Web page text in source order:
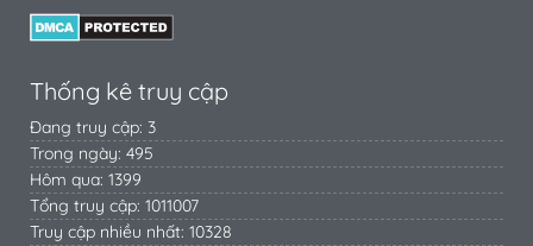
Thống kê truy cập
Đang truy cập: 3
Trong ngày: 495
Hôm qua: 1399
Tổng truy cập: 1011007
Truy cập nhiều nhất: 10328